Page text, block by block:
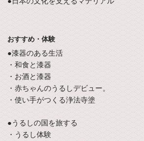
おすすめ・体験
●漆器のある生活
・和食と漆器
・お酒と漆器
・赤ちゃんのうるしデビュー。
・使い手がつくる浄法寺塗
●うるしの国を旅する
・うるし体験